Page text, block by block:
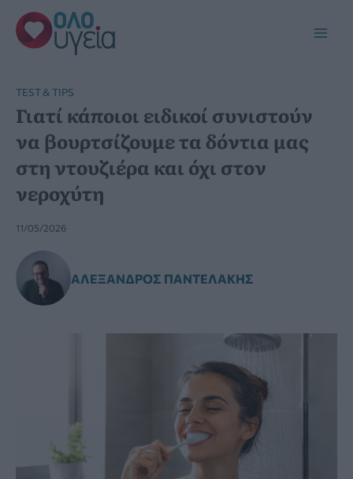
Μετάβαση
στο
περιεχόμενο
TEST & TIPS
Γιατί κάποιοι ειδικοί συνιστούν
να βουρτσίζουμε τα δόντια μας
στη ντουζιέρα και όχι στον
νεροχύτη
11/05/2026
ΑΛΈΞΑΝΔΡΟΣ ΠΑΝΤΕΛΆΚΗΣ